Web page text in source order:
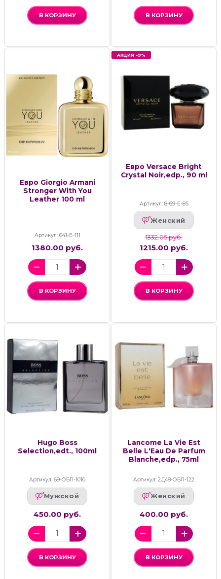
В КОРЗИНУ В КОРЗИНУ
Евро Giorgio Armani
Stronger With You
Leather 100 ml
Артикул: 641-Е-111
1380.00 руб.
В КОРЗИНУ
АКЦИЯ -9%
Евро Versace Bright
Crystal Noir,edp., 90 ml
Артикул: 8-69-Е-85
Женский
1332.05 руб.
1215.00 руб.
В КОРЗИНУ
Hugo Boss
Selection,edt., 100ml
Артикул: 69-ОБП-1010
Мужской
450.00 руб.
В КОРЗИНУ
Lancome La Vie Est
Belle L'Eau De Parfum
Blanche,edp., 75ml
Артикул: 2Д48-ОБП-122
Женский
400.00 руб.
В КОРЗИНУ